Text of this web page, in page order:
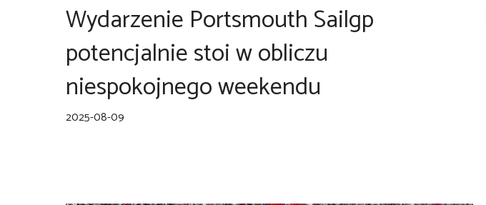
Wydarzenie Portsmouth Sailgp
potencjalnie stoi w obliczu
niespokojnego weekendu
2025-08-09